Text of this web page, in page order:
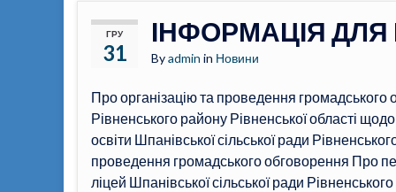
ГРУ
31
ІНФОРМАЦІЯ
Byadmin in Новини
Про організацію та проведення громадського
Рівненського району Рівненської області
освіти Шпанівської сільської ради
проведення громадського обговорення Про
ліцей Шпанівської сільської ради